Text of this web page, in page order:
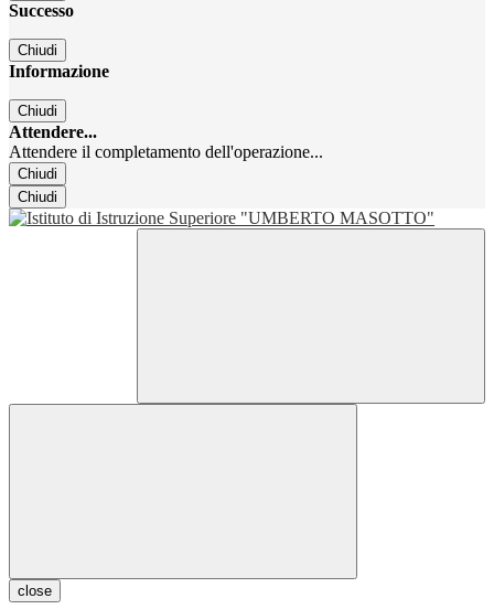
Successo
Chiudi
Informazione
Chiudi
Attendere...
Attendere il completamento dell'operazione...
Chiudi
Chiudi
close